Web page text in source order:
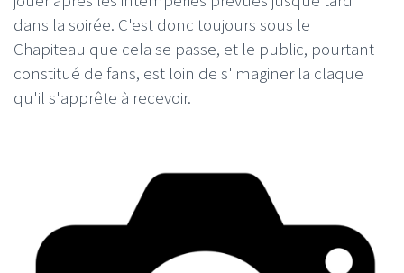
dans la soirée. C'est donc toujours sous le
Chapiteau que cela se passe, et le public, pourtant
constitué de fans, est loin de s'imaginer la claque
qu'il s'apprête à recevoir.